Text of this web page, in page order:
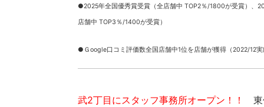
●2025年全国優秀賞受賞（全店舗中 TOP2％/1800が受賞）、
店舗中 TOP3％/1400が受賞）
●Ｇoogle口コミ評価数全国店舗中1位を店舗が獲得（2022/12実
武2丁目にスタッフ事務所オープン！！ 東